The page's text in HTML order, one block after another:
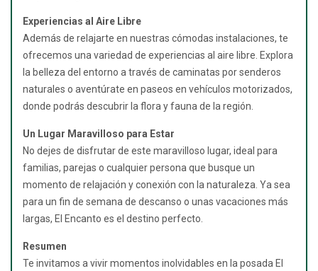
Experiencias al Aire Libre
Además de relajarte en nuestras cómodas instalaciones, te
ofrecemos una variedad de experiencias al aire libre. Explora
la belleza del entorno a través de caminatas por senderos
naturales o aventúrate en paseos en vehículos motorizados,
donde podrás descubrir la flora y fauna de la región.
Un Lugar Maravilloso para Estar
No dejes de disfrutar de este maravilloso lugar, ideal para
familias, parejas o cualquier persona que busque un
momento de relajación y conexión con la naturaleza. Ya sea
para un fin de semana de descanso o unas vacaciones más
largas, El Encanto es el destino perfecto.
Resumen
Te invitamos a vivir momentos inolvidables en la posada El